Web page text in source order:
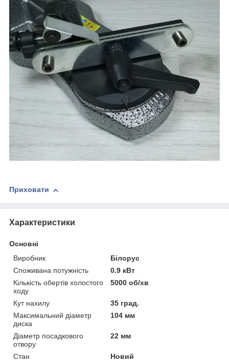
Приховати
Характеристики
Основні
Виробник
Білорус
Споживана потужність
0.9 кВт
Кількість обертів холостого
ходу
5000 об/хв
Кут нахилу
35 град.
Максимальний діаметр
диска
104 мм
Діаметр посадкового
отвору
22 мм
Стан
Новий